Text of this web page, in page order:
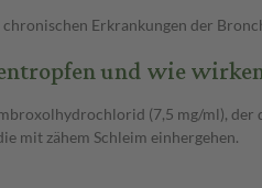
Erkrankungen der
und wie
(7,5 mg/ml), der
mit zähem Schleim einhergehen.